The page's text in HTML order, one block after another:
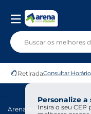
RetiradaConsultar
Personalize
Insira o seu CEP
Arena Atacado Doces